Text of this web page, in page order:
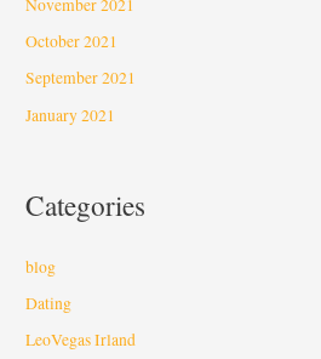
November 2021
October 2021
September 2021
January 2021
Categories
blog
Dating
LeoVegas Irland